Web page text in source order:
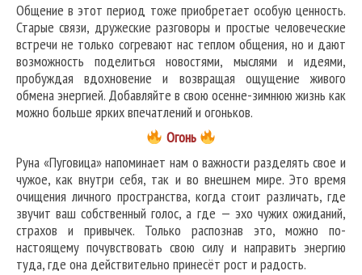
Общение в этот период тоже приобретает особую ценность.
Старые связи, дружеские разговоры и простые человеческие
встречи не только согревают нас теплом общения, но и дают
возможность поделиться новостями, мыслями и идеями,
пробуждая вдохновение и возвращая ощущение живого
обмена энергией. Добавляйте в свою осенне-зимнюю жизнь как
можно больше ярких впечатлений и огоньков.
Огонь
Руна «Пуговица» напоминает нам о важности разделять свое и
чужое, как внутри себя, так и во внешнем мире. Это время
очищения личного пространства, когда стоит различать, где
звучит ваш собственный голос, а где — эхо чужих ожиданий,
страхов и привычек. Только распознав это, можно по-
настоящему почувствовать свою силу и направить энергию
туда, где она действительно принесёт рост и радость.